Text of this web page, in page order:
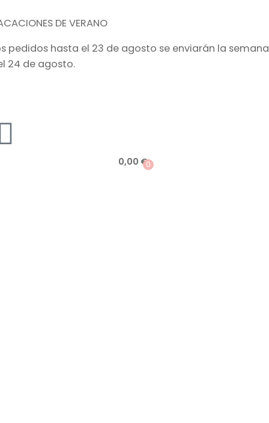
DE VERANO
pedidos hasta el 23 de agosto se enviarán la semana
24 de agosto.
0,00 €0